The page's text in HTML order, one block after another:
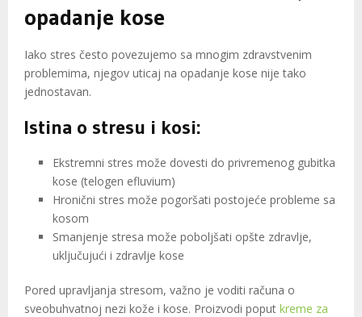
opadanje kose
Iako stres često povezujemo sa mnogim zdravstvenim
problemima, njegov uticaj na opadanje kose nije tako
jednostavan.
Istina o stresu i kosi:
Ekstremni stres može dovesti do privremenog gubitka
kose (telogen efluvium)
Hronični stres može pogoršati postojeće probleme sa
kosom
Smanjenje stresa može poboljšati opšte zdravlje,
uključujući i zdravlje kose
Pored upravljanja stresom, važno je voditi računa o
sveobuhvatnoj nezi kože i kose. Proizvodi poput kreme za